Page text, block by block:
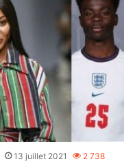
13 juillet 2021 2 738